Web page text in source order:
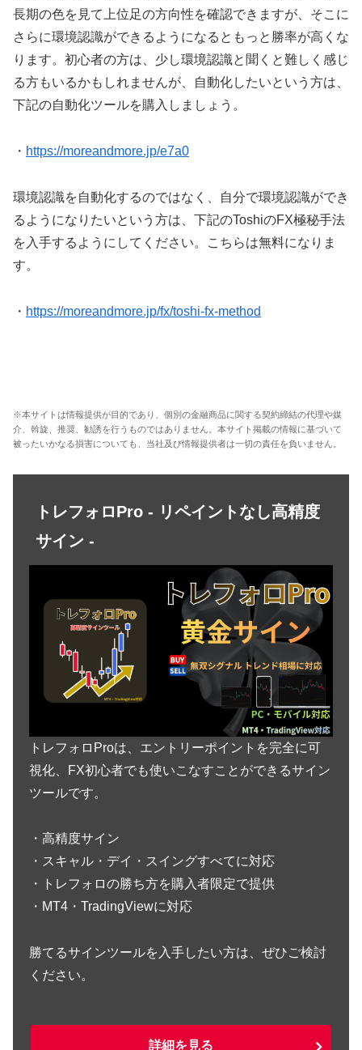
長期の色を見て上位足の方向性を確認できますが、そこに
さらに環境認識ができるようになるともっと勝率が高くな
ります。初心者の方は、少し環境認識と聞くと難しく感じ
る方もいるかもしれませんが、自動化したいという方は、
下記の自動化ツールを購入しましょう。
・ https://moreandmore.jp/e7a0
環境認識を自動化するのではなく、自分で環境認識ができ
るようになりたいという方は、下記のToshiのFX極秘手法
を入手するようにしてください。こちらは無料になりま
す。
・ https://moreandmore.jp/fx/toshi-fx-method
※本サイトは情報提供が目的であり、個別の金融商品に関する契約締結の代理や媒
介、斡旋、推奨、勧誘を行うものではありません。本サイト掲載の情報に基づいて
被ったいかなる損害についても、当社及び情報提供者は一切の責任を負いません。
トレフォロPro - リペイントなし高精度
サイン -
トレフォロProは、エントリーポイントを完全に可
視化、FX初心者でも使いこなすことができるサイン
ツールです。
・高精度サイン
・スキャル・デイ・スイングすべてに対応
・トレフォロの勝ち方を購入者限定で提供
・MT4・TradingViewに対応
勝てるサインツールを入手したい方は、ぜひご検討
ください。
詳細を見る